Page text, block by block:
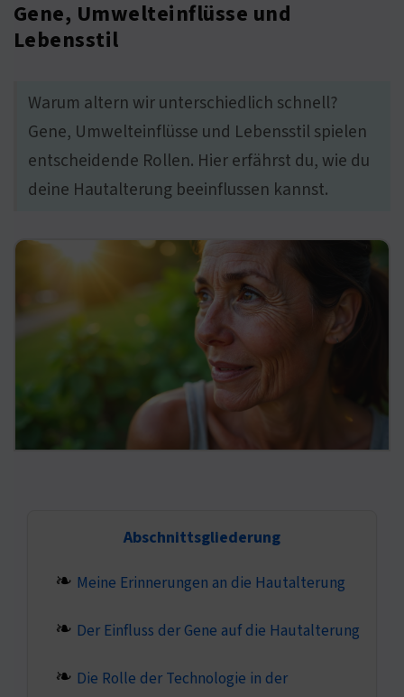
Gene, Umwelteinflüsse und
Lebensstil
Warum altern wir unterschiedlich schnell?
Gene, Umwelteinflüsse und Lebensstil spielen
entscheidende Rollen. Hier erfährst du, wie du
deine Hautalterung beeinflussen kannst.
Abschnittsgliederung
Meine Erinnerungen an die Hautalterung
Der Einfluss der Gene auf die Hautalterung
Die Rolle der Technologie in der